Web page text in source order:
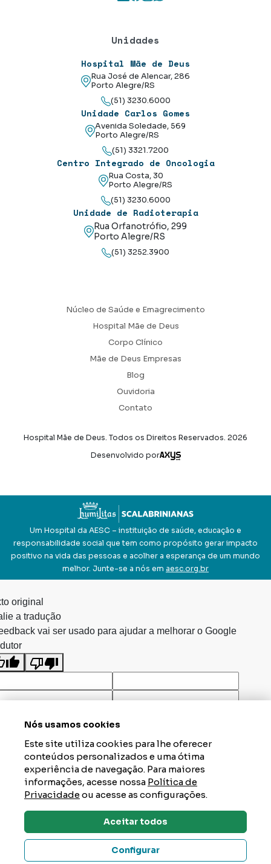
Unidades
Hospital Mãe de Deus
Rua José de Alencar, 286
Porto Alegre/RS
(51) 3230.6000
Unidade Carlos Gomes
Avenida Soledade, 569
Porto Alegre/RS
(51) 3321.7200
Centro Integrado de Oncologia
Rua Costa, 30
Porto Alegre/RS
(51) 3230.6000
Unidade de Radioterapia
Rua Orfanotrófio, 299
Porto Alegre/RS
(51) 3252.3900
Núcleo de Saúde e Emagrecimento
Hospital Mãe de Deus
Corpo Clínico
Mãe de Deus Empresas
Blog
Ouvidoria
Contato
Hospital Mãe de Deus. Todos os Direitos Reservados. 2026
Desenvolvido por
Axysweb
Um Hospital da AESC – instituição de saúde, educação e
responsabilidade social que tem como propósito gerar impacto
positivo na vida das pessoas e acolher a esperança de um mundo
melhor. Junte-se a nós em aesc.org.br
Dúvidas? Tire Aqui
Nós usamos cookies
Este site utiliza cookies para lhe oferecer
conteúdos personalizados e uma ótima
experiência de navegação. Para maiores
informações, acesse nossa Política de
Privacidadeou acesse as configurações.
Aceitar todos
Configurar
original
a tradução
vai ser usado para ajudar a melhorar o Google